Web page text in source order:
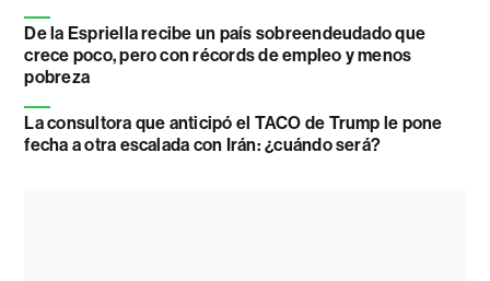
De la Espriella recibe un país sobreendeudado que
crece poco, pero con récords de empleo y menos
pobreza
La consultora que anticipó el TACO de Trump le pone
fecha a otra escalada con Irán: ¿cuándo será?